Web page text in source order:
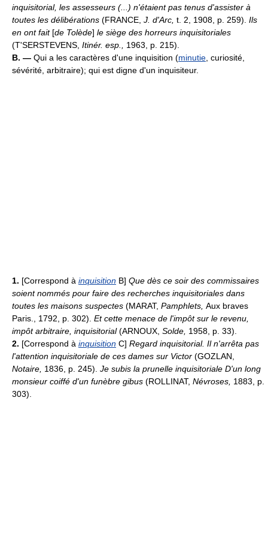
inquisitorial, les assesseurs (...) n'étaient pas tenus d'assister à
toutes les délibérations (FRANCE, J. d'Arc, t. 2, 1908, p. 259). Ils
en ont fait [de Tolède] le siège des horreurs inquisitoriales
(T'SERSTEVENS, Itinér. esp., 1963, p. 215).
B. — Qui a les caractères d'une inquisition (minutie , curiosité,
sévérité, arbitraire); qui est digne d'un inquisiteur.
1. [Correspond à inquisition B] Que dès ce soir des commissaires
soient nommés pour faire des recherches inquisitoriales dans
toutes les maisons suspectes (MARAT, Pamphlets, Aux braves
Paris., 1792, p. 302). Et cette menace de l'impôt sur le revenu,
impôt arbitraire, inquisitorial(ARNOUX, Solde, 1958, p. 33).
2. [Correspond à inquisition C] Regard inquisitorial. Il n'arrêta pas
l'attention inquisitoriale de ces dames sur Victor (GOZLAN,
Notaire, 1836, p. 245). Je subis la prunelle inquisitoriale D'un long
monsieur coiffé d'un funèbre gibus (ROLLINAT, Névroses, 1883, p.
303).